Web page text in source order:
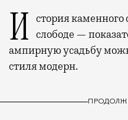
История каменного строения в Мещанской слободе —
ампирную усадьбу
стиля модерн.